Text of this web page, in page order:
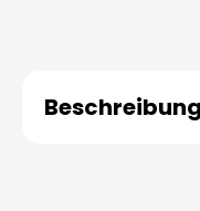
Beschreibung